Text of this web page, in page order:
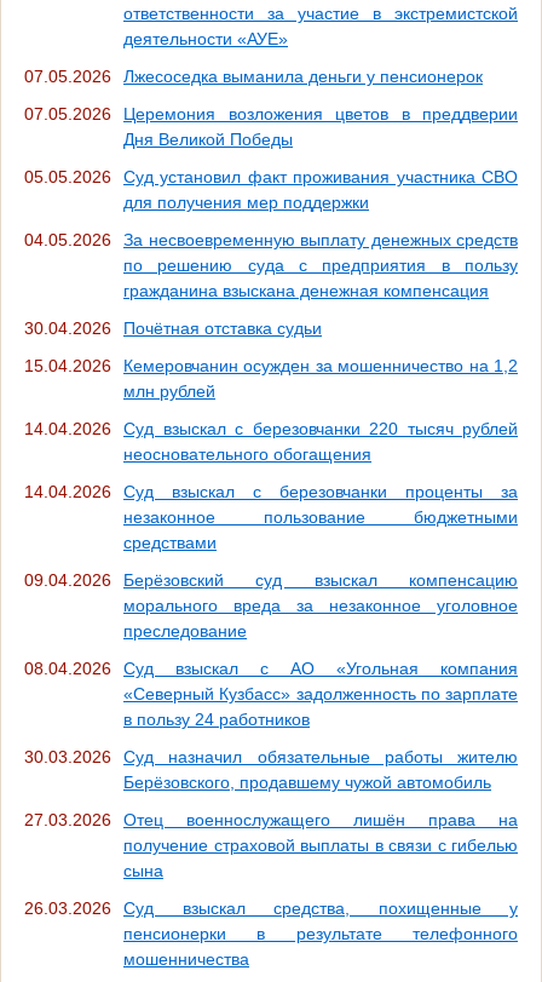
ответственности за участие в экстремистской
деятельности «АУЕ»
07.05.2026
Лжесоседка выманила деньги у пенсионерок
07.05.2026
Церемония возложения цветов в преддверии
Дня Великой Победы
05.05.2026
Суд установил факт проживания участника СВО
для получения мер поддержки
04.05.2026
За несвоевременную выплату денежных средств
по решению суда с предприятия в пользу
гражданина взыскана денежная компенсация
30.04.2026
Почётная отставка судьи
15.04.2026
Кемеровчанин осужден за мошенничество на 1,2
млн рублей
14.04.2026
Суд взыскал с березовчанки 220 тысяч рублей
неосновательного обогащения
14.04.2026
Суд взыскал с березовчанки проценты за
незаконное пользование бюджетными
средствами
09.04.2026
Берёзовский суд взыскал компенсацию
морального вреда за незаконное уголовное
преследование
08.04.2026
Суд взыскал с АО «Угольная компания
«Северный Кузбасс» задолженность по зарплате
в пользу 24 работников
30.03.2026
Суд назначил обязательные работы жителю
Берёзовского, продавшему чужой автомобиль
27.03.2026
Отец военнослужащего лишён права на
получение страховой выплаты в связи с гибелью
сына
26.03.2026
Суд взыскал средства, похищенные у
пенсионерки в результате телефонного
мошенничества